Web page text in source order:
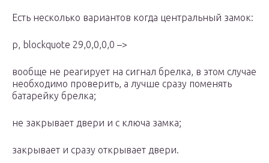
Есть несколько вариантов когда центральный замок:
p, blockquote 29,0,0,0,0 –>
вообще не реагирует на сигнал брелка, в этом случае
необходимо проверить, а лучше сразу поменять
батарейку брелка;
не закрывает двери и с ключа замка;
закрывает и сразу открывает двери.